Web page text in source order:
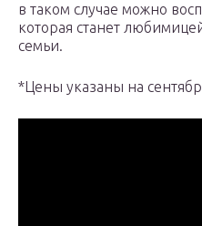
в таком случае можно
которая станет
семьи.
*Цены указаны на